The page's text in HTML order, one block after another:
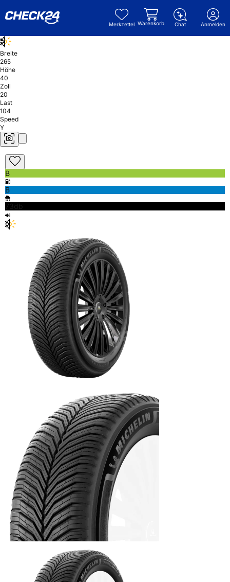
Merkzettel Warenkorb Chat Anmelden
Breite
265
Höhe
40
Zoll
20
Last
104
Speed
Y
B
B
73db